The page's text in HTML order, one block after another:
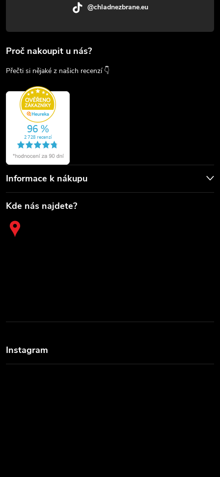
@chladnezbrane.eu
Proč nakoupit u nás?
Přečti si nějaké z našich recenzí 👇
Informace k nákupu
Kde nás najdete?
Instagram